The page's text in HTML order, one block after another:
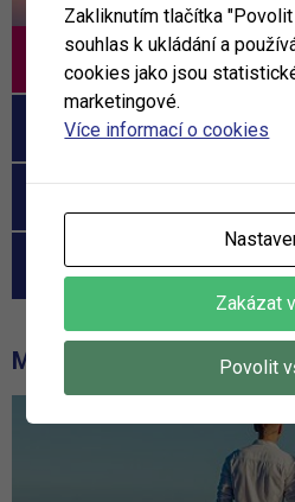
Tamassa
Constance Ephelia
Hotel Patatran Village
MOHLO BY VÁS ZAJÍMAT
Zakliknutím tlačítka
souhlas k ukládání a
cookies jako jsou
marketingové.
Více informací o cookies
Zakázat
Povolit